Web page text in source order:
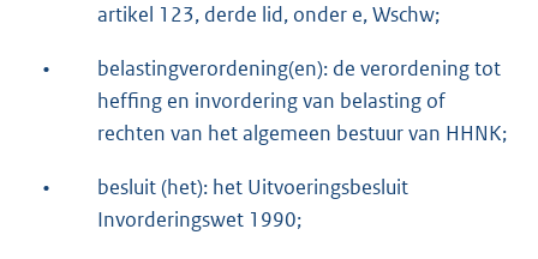
artikel 123, derde lid, onder e, Wschw;
•
belastingverordening(en): de verordening tot
heffing en invordering van belasting of
rechten van het algemeen bestuur van HHNK;
•
besluit (het): het Uitvoeringsbesluit
Invorderingswet 1990;